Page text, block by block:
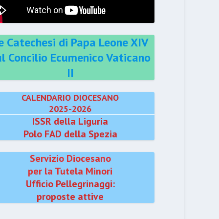
Catechesi di Papa Leone XIV
Concilio Ecumenico Vaticano
II
CALENDARIO DIOCESANO
2025-2026
ISSR della Liguria
Polo FAD della Spezia
Servizio Diocesano
per la Tutela Minori
Ufficio Pellegrinaggi:
proposte attive